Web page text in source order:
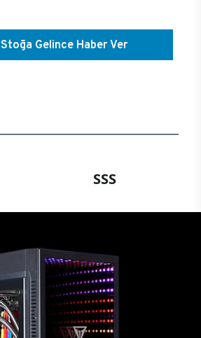
Stoğa Gelince Haber Ver
SSS